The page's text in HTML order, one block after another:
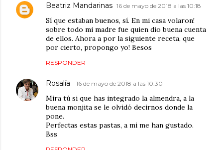
Beatriz Mandarinas 16 de mayo de 2018 a las 10:18
Sí que estaban buenos, sí. En mi casa volaron!
sobre todo mi madre fue quien dio buena cuenta
de ellos. Ahora a por la siguiente receta, que
por cierto, propongo yo! Besos
RESPONDER
Rosalía 16 de mayo de 2018 a las 10:30
Mira tú si que has integrado la almendra, a la
buena monjita se le olvidó decirnos donde la
pone.
Perfectas estas pastas, a mi me han gustado.
Bss